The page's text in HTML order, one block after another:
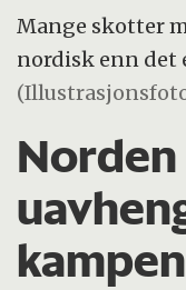
Mange skotter
nordisk enn det